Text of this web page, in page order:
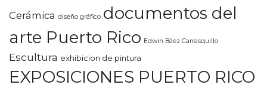
Cerámica diseño gráfico documentos del
arte Puerto Rico Edwin Báez Carrasquillo
Escultura exhibicion de pintura
EXPOSICIONES PUERTO RICO